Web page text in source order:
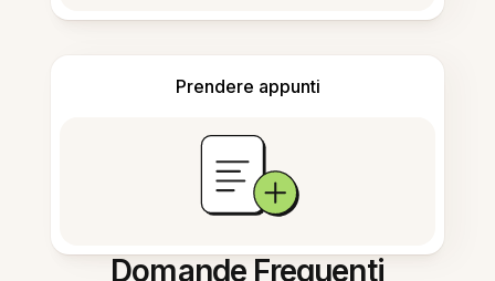
Prendere appunti
Domande Frequenti